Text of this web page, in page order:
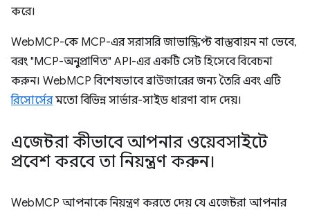
করে।
WebMCP-কে MCP-এর সরাসরি জাভাস্ক্রিপ্ট বাস্তবায়ন না ভেবে,
বরং "MCP-অনুপ্রাণিত" API-এর একটি সেট হিসেবে বিবেচনা
করুন। WebMCP বিশেষভাবে ব্রাউজারের জন্য তৈরি এবং এটি
রিসোর্সেরমতো বিভিন্ন সার্ভার-সাইড ধারণা বাদ দেয়।
এজেন্টরা কীভাবে আপনার ওয়েবসাইটে
প্রবেশ করবে তা নিয়ন্ত্রণ করুন।
WebMCP আপনাকে নিয়ন্ত্রণ করতে দেয় যে এজেন্টরা আপনার